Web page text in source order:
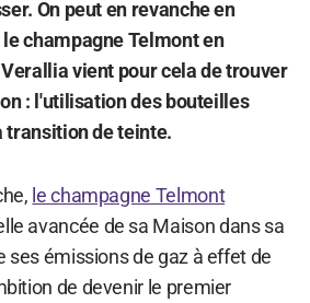
On peut en revanche en
champagne Telmont en
vient pour cela de trouver
: l'utilisation des bouteilles
transition de teinte.
le champagne Telmont
avancée de sa Maison dans sa
ses émissions de gaz à effet de
de devenir le premier